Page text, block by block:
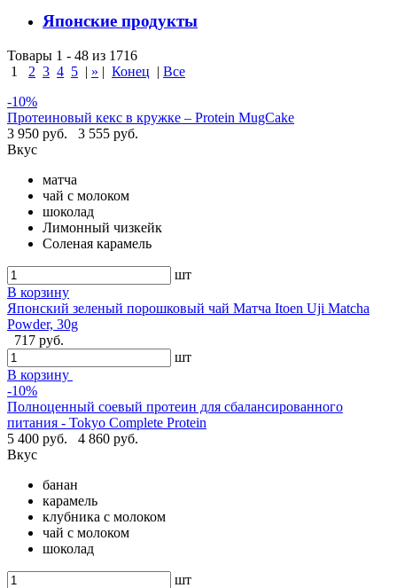
Японские продукты
Товары 1 - 48 из 1716
1
2 3 4 5 | » | Конец | Все
-10%
Протеиновый кекс в кружке – Protein MugCake
3 950 руб.
3 555 руб.
Вкус
матча
чай с молоком
шоколад
Лимонный чизкейк
Соленая карамель
шт
В корзину
Японский зеленый порошковый чай Матча Itoen Uji Matcha
Powder, 30g
717 руб.
шт
В корзину
-10%
Полноценный соевый протеин для сбалансированного
питания - Tokyo Complete Protein
5 400 руб.
4 860 руб.
Вкус
банан
карамель
клубника с молоком
чай с молоком
шоколад
шт